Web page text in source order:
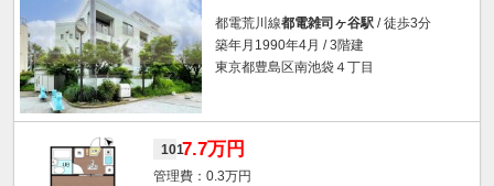
都電荒川線都電雑司ヶ谷駅 / 徒歩3分
築年月1990年4月 / 3階建
東京都豊島区南池袋４丁目
1017.7万円
0.3万円